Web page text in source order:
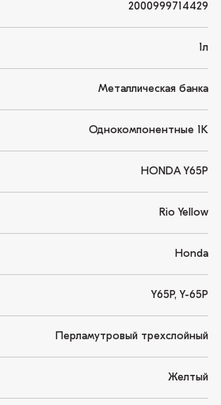
2000999714429
1л
Металлическая банка
Однокомпонентные 1K
HONDA Y65P
Rio Yellow
Honda
Y65P, Y-65P
Перламутровый трехслойный
Желтый